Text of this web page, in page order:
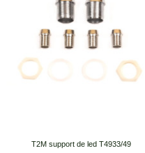
T2M support de led T4933/49